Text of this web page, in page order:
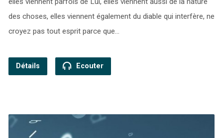
des choses, elles viennent également du diable qui interfère, ne
croyez pas tout esprit parce que…
Détails Ecouter